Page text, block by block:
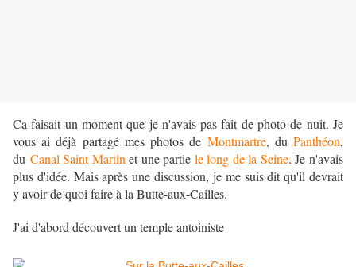
Ca faisait un moment que je n'avais pas fait de photo de nuit. Je
vous ai déjà partagé mes photos de Montmartre, duPanthéon,
du Canal Saint Martin et une partie le long de la Seine. Je n'avais
plus d'idée. Mais après une discussion, je me suis dit qu'il devrait
y avoir de quoi faire à la Butte-aux-Cailles.
J'ai d'abord découvert un temple antoiniste